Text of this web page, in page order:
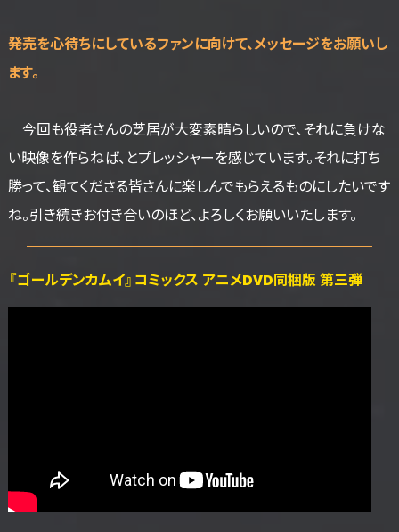
――発売を心待ちにしているファンに向けて、メッセージをお願いし
ます。
今回も役者さんの芝居が大変素晴らしいので、それに負けな
い映像を作らねば、とプレッシャーを感じています。それに打ち
勝って、観てくださる皆さんに楽しんでもらえるものにしたいです
ね。引き続きお付き合いのほど、よろしくお願いいたします。
『ゴールデンカムイ』コミックス アニメDVD同梱版 第三弾